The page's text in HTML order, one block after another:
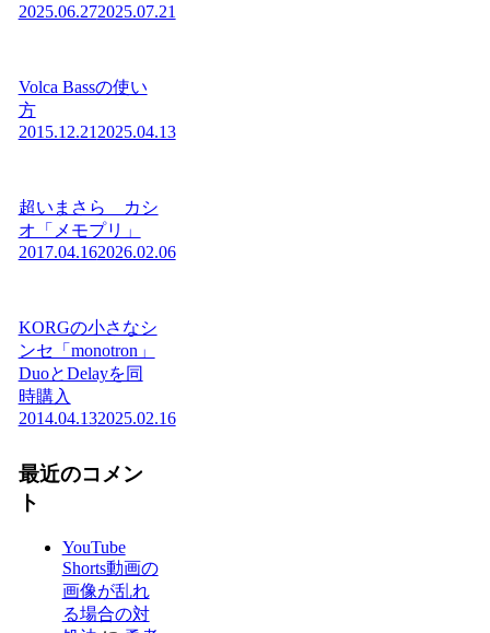
2025.06.272025.07.21
Volca Bassの使い
方
2015.12.21 2025.04.13
超いまさら カシ
オ「メモプリ」
2017.04.162026.02.06
KORGの小さなシ
ンセ「monotron」
DuoとDelayを同
時購入
2014.04.132025.02.16
最近のコメン
ト
YouTube
Shorts動画の
画像が乱れ
る場合の対